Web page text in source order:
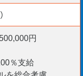
生活にゆとりが出
われるやりがいが
があります。」
円
％支給